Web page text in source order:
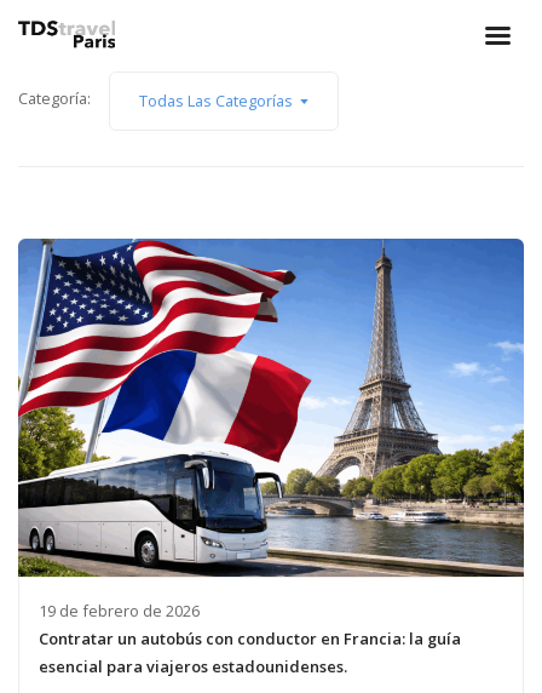
Categoría: Todas Las Categorías
19 de febrero de 2026
Contratar un autobús con conductor en Francia: la guía
esencial para viajeros estadounidenses.